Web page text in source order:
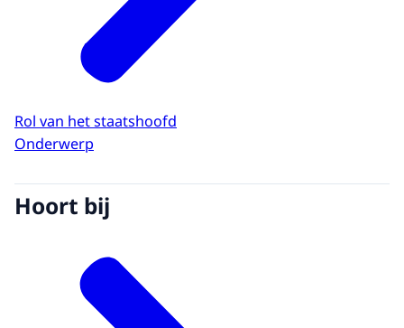
Rol van het staatshoofd
Onderwerp
Hoort bij